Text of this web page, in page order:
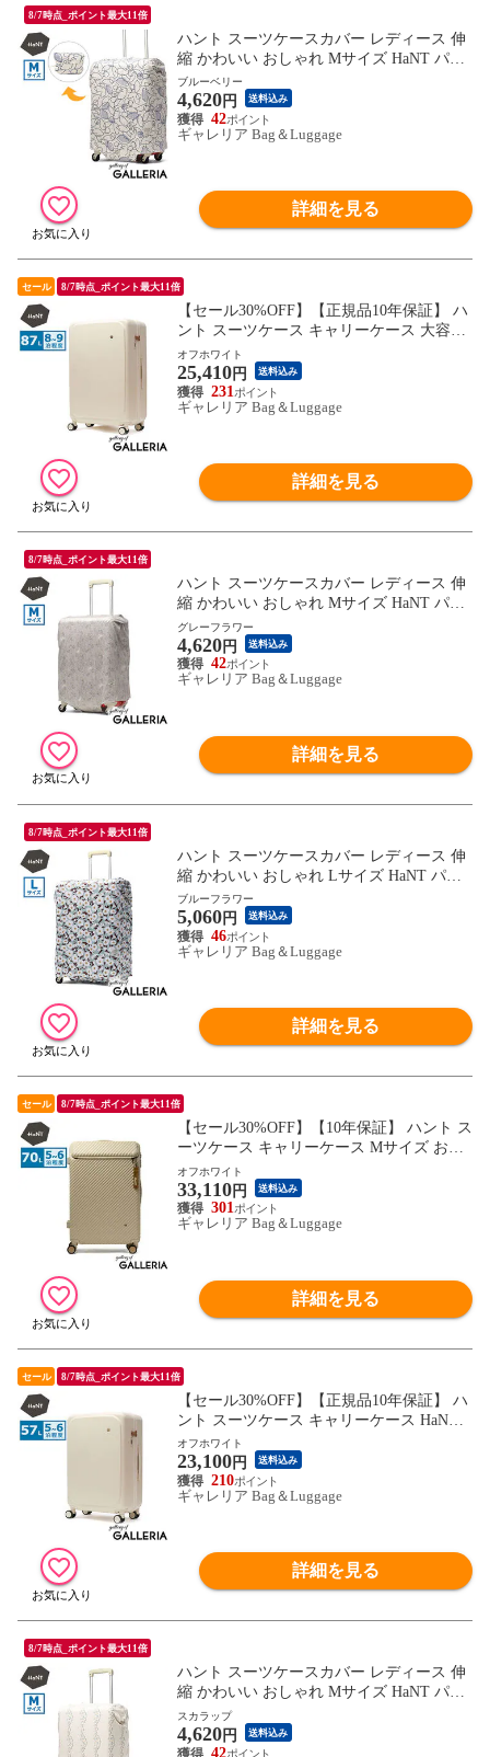
8/7時点_ポイント最大11倍
ハント スーツケースカバー レディース 伸
縮 かわいい おしゃれ Mサイズ HaNT パッ
カブル 折りたたみ コンパクト キャリーケ
ースカバー 旅行 トラベル 伸縮素材 54L～8
1L SUITCASE COVER Mサイズ 17802 wsb
ブルーベリー
4,620円 送料込み
42
ギャレリア Bag＆Luggage
詳細を見る
セール 8/7時点_ポイント最大11倍
【セール30%OFF】【正規品10年保証】 ハ
ント スーツケース キャリーケース 大容量
HaNT ブランド 女性 おしゃれ 上品 旅行 キ
ャリーバッグ キャスターストッパー付き
双輪 87L Lサイズ 8泊 9泊 TSロック ポルメ
ロー 05873 wsb
オフホワイト
25,410円 送料込み
231
ギャレリア Bag＆Luggage
詳細を見る
8/7時点_ポイント最大11倍
ハント スーツケースカバー レディース 伸
縮 かわいい おしゃれ Mサイズ HaNT パッ
カブル 折りたたみ コンパクト キャリーケ
ースカバー 旅行 トラベル 伸縮素材 54L～8
1L SUITCASE COVER Mサイズ 17802 wsb
グレーフラワー
4,620円 送料込み
42
ギャレリア Bag＆Luggage
詳細を見る
8/7時点_ポイント最大11倍
ハント スーツケースカバー レディース 伸
縮 かわいい おしゃれ Lサイズ HaNT パッ
カブル 折りたたみ コンパクト キャリーケ
ースカバー 旅行 トラベル 伸縮素材 82L～1
35L SUITCASE COVER Lサイズ 17803 wsb
ブルーフラワー
5,060円 送料込み
46
ギャレリア Bag＆Luggage
詳細を見る
セール 8/7時点_ポイント最大11倍
【セール30%OFF】【10年保証】 ハント ス
ーツケース キャリーケース Mサイズ おし
ゃれ 大容量 フロントオープン 前開き 5泊
～6泊 5泊 6泊 HaNT 70L TSロック キャス
ターストッパー 軽量 レディース ファスナ
ー 保証 ヘイヘイ 05182
オフホワイト
33,110円 送料込み
301
ギャレリア Bag＆Luggage
詳細を見る
セール 8/7時点_ポイント最大11倍
【セール30%OFF】【正規品10年保証】 ハ
ント スーツケース キャリーケース HaNT
ブランド 女性 かわいい おしゃれ 旅行 キ
ャリーバッグ キャスターストッパー付き
双輪 57L Mサイズ 5泊 6泊 TSロック ポル
メロー 05872 wsb
オフホワイト
23,100円 送料込み
210
ギャレリア Bag＆Luggage
詳細を見る
8/7時点_ポイント最大11倍
ハント スーツケースカバー レディース 伸
縮 かわいい おしゃれ Mサイズ HaNT パッ
カブル 折りたたみ コンパクト キャリーケ
ースカバー 旅行 トラベル 伸縮素材 54L～8
1L SUITCASE COVER Mサイズ 17802 wsb
スカラップ
4,620円 送料込み
42